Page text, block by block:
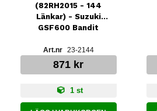
(82RH2015 - 144
Länkar) - Suzuki
GSF600 Bandit
23-2144
871 kr
1 st